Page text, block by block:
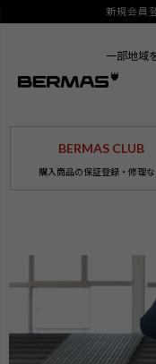
新規会員
一部地域
BERMAS CLUB
購入商品の保証登録・修理